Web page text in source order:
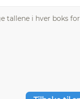
i hver boks